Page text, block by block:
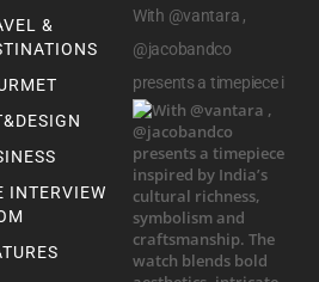
&
INTERVIEW
With @vantara ,
@jacobandco
presents a timepiece i